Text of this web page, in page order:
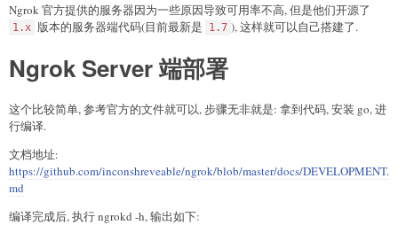
Ngrok 官方提供的服务器因为一些原因导致可用率不高, 但是他们开源了
1.x 版本的服务器端代码(目前最新是 1.7 ), 这样就可以自己搭建了.
Ngrok Server 端部署
这个比较简单, 参考官方的文件就可以, 步骤无非就是: 拿到代码, 安装 go, 进
行编译.
文档地址:
https://github.com/inconshreveable/ngrok/blob/master/docs/DEVELOPMENT.
md
编译完成后, 执行 ngrokd -h, 输出如下: